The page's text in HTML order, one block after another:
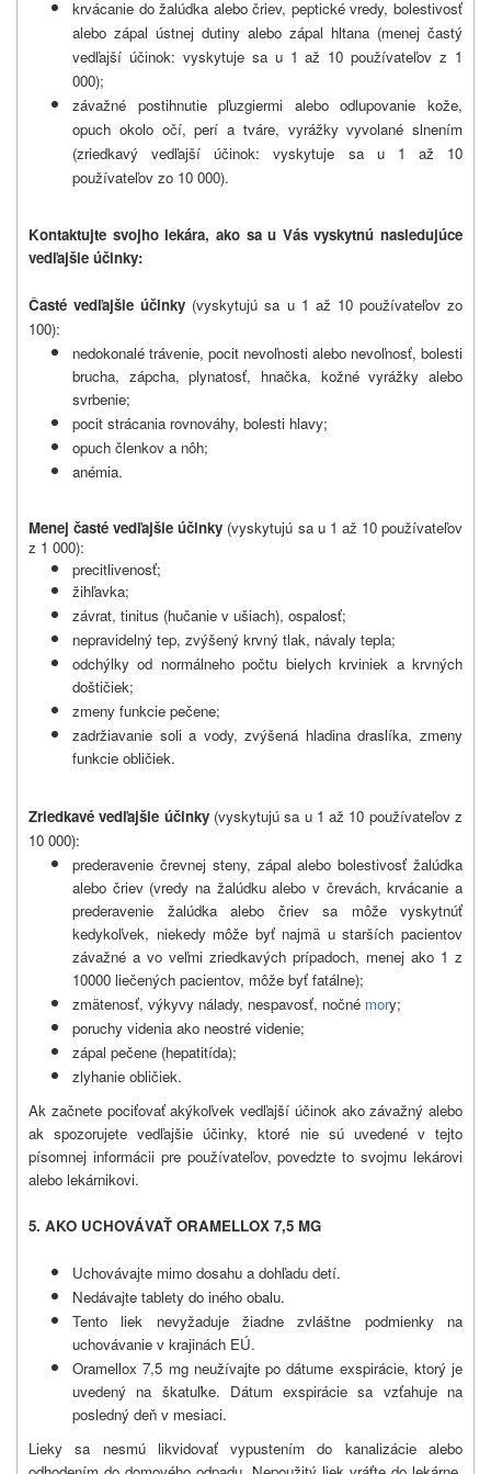
krvácanie do žalúdka alebo čriev, peptické vredy, bolestivosť
alebo zápal ústnej dutiny alebo zápal hltana (menej častý
vedľajší účinok: vyskytuje sa u 1 až 10 používateľov z 1
000);
závažné postihnutie pľuzgiermi alebo odlupovanie kože,
opuch okolo očí, perí a tváre, vyrážky vyvolané slnením
(zriedkavý vedľajší účinok:
vyskytuje sa u 1 až 10
používateľov zo 10 000).
Kontaktujte svojho lekára, ako sa u Vás vyskytnú nasledujúce
vedľajšie účinky:
Časté vedľajšie účinky (vyskytujú sa u 1 až 10 používateľov zo
100):
nedokonalé trávenie, pocit nevoľnosti alebo nevoľnosť, bolesti
brucha, zápcha, plynatosť, hnačka, kožné vyrážky alebo
svrbenie;
pocit strácania rovnováhy, bolesti hlavy;
opuch členkov a nôh;
anémia.
Menej časté vedľajšie účinky (vyskytujú sa u 1 až 10 používateľov
z 1 000):
precitlivenosť;
žihľavka;
závrat, tinitus (hučanie v ušiach), ospalosť;
nepravidelný tep, zvýšený krvný tlak, návaly tepla;
odchýlky od normálneho počtu bielych krviniek a krvných
doštičiek;
zmeny funkcie pečene;
zadržiavanie soli a vody, zvýšená hladina draslíka, zmeny
funkcie obličiek.
Zriedkavé vedľajšie účinky (vyskytujú sa u 1 až 10 používateľov z
10 000):
prederavenie črevnej steny, zápal alebo bolestivosť žalúdka
alebo čriev (vredy na žalúdku alebo v črevách, krvácanie a
prederavenie žalúdka alebo čriev sa môže vyskytnúť
kedykoľvek, niekedy môže byť najmä u starších pacientov
závažné a vo veľmi zriedkavých prípadoch, menej ako 1 z
10000 liečených pacientov, môže byť fatálne);
zmätenosť, výkyvy nálady, nespavosť, nočné mory;
poruchy videnia ako neostré videnie;
zápal pečene (hepatitída);
zlyhanie obličiek.
Ak začnete pociťovať akýkoľvek vedľajší účinok ako závažný alebo
ak spozorujete vedľajšie účinky, ktoré nie sú uvedené v tejto
písomnej informácii pre používateľov, povedzte to svojmu lekárovi
alebo lekárnikovi.
5. AKO UCHOVÁVAŤ ORAMELLOX 7,5 MG
Uchovávajte mimo dosahu a dohľadu detí.
Nedávajte tablety do iného obalu.
Tento liek nevyžaduje žiadne zvláštne podmienky na
uchovávanie v krajinách EÚ.
Oramellox 7,5 mg neužívajte po dátume exspirácie, ktorý je
uvedený na škatuľke. Dátum exspirácie sa vzťahuje na
posledný deň v mesiaci.
Lieky sa nesmú likvidovať vypustením do kanalizácie alebo